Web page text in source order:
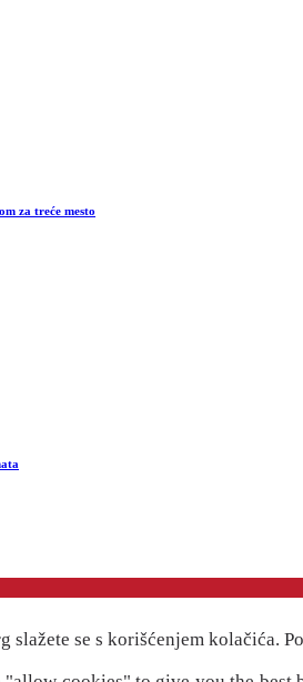
za treće mesto
slažete se s korišćenjem kolačića.